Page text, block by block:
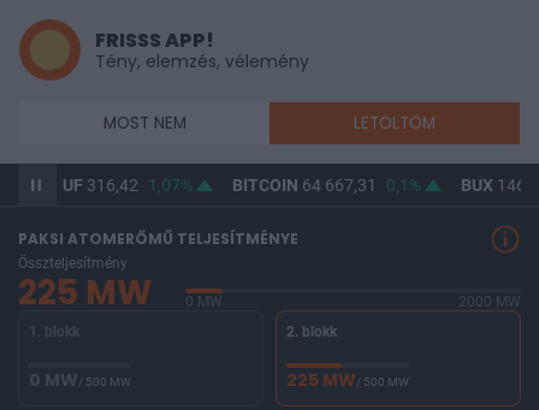
FRISSS APP!
Tény, elemzés, vélemény
MOST NEM LETÖLTÖM
316,42 1,07% BITCOIN 64 667,31 0,1% BUX146 563,2 -
PAKSI ATOMERŐMŰ TELJESÍTMÉNYE
Összteljesítmény
225 MW 0 MW
2000 MW
1. blokk
0 MW/ 500 MW
2. blokk
225 MW/ 500 MW